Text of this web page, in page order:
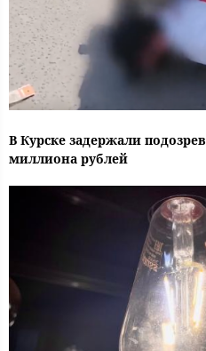
В Курске задержали
миллиона рублей